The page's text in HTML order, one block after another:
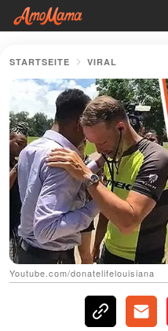
STARTSEITE VIRAL
Youtube.com/donatelifelouisiana